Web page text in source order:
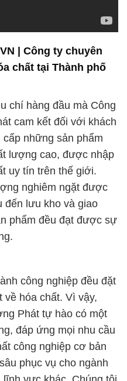
| Công ty chuyên
chất tại Thành phố
chí hàng đầu mà Công
cam kết đối với khách
những sản phẩm
lượng cao, được nhập
uy tín trên thế giới.
nghiêm ngặt được
đến lưu kho và giao
phẩm đều đạt được sự
công nghiệp đều đặt
về hóa chất. Vì vậy,
Phát tự hào có một
đáp ứng mọi nhu cầu
công nghiệp cơ bản
phục vụ cho ngành